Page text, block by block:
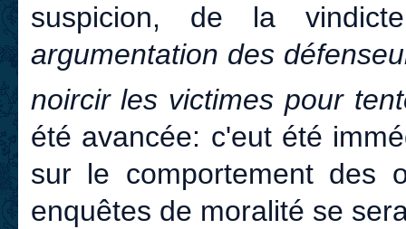
suspicion, de la
argumentation des
noircir les victimes pour
été avancée: c'eut été
sur le comportement des
enquêtes de moralité se